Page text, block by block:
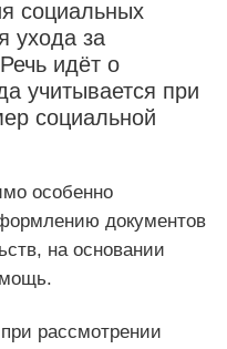
социальных
ухода за
идёт о
учитывается при
социальной
особенно
документов
на основании
рассмотрении